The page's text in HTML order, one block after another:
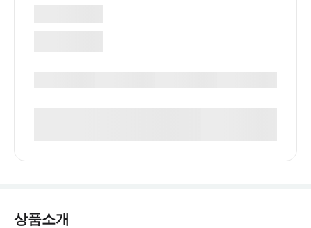
상품소개